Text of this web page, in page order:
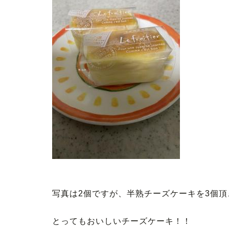
写真は2個ですが、半熟チーズケーキを3個頂
とってもおいしいチーズケーキ！！